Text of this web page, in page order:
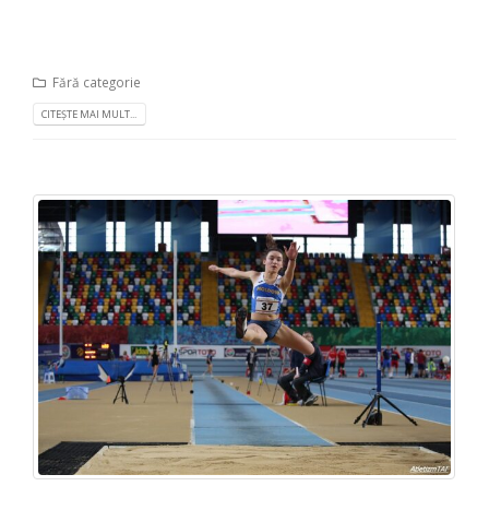
Fără categorie
CITEȘTE MAI MULT...